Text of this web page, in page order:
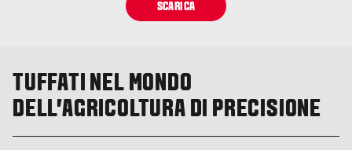
SCARICA
TUFFATI NEL MONDO
DELL'AGRICOLTURA DI PRECISIONE